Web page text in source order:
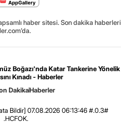
haber sitesi. Son dakika haberleri
Boğazı'nda Katar Tankerine Yönelik
Kınadı - Haberler
DakikaHaberler
Bildir] 07.08.2026 06:13:46 #.0.3#
.HCFOK.